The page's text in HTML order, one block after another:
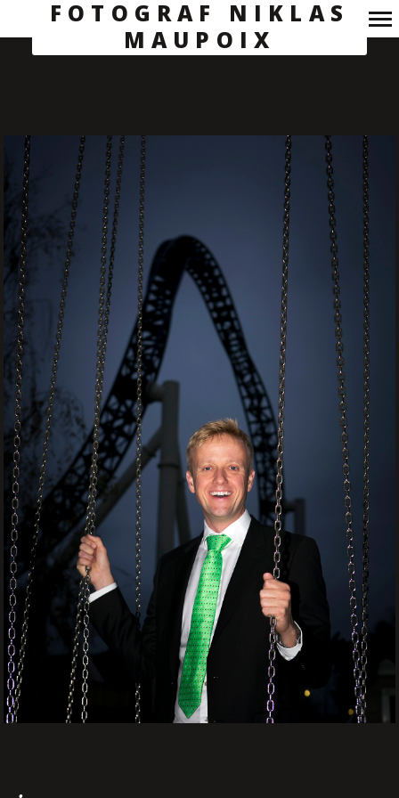
Primary
FOTOGRAF NIKLAS
MAUPOIX